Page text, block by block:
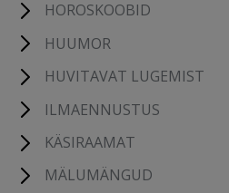
HOROSKOOBID
HUUMOR
HUVITAVAT LUGEMIST
ILMAENNUSTUS
KÄSIRAAMAT
MÄLUMÄNGUD